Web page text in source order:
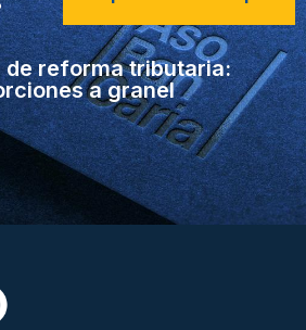
de reforma tributaria:
a granel